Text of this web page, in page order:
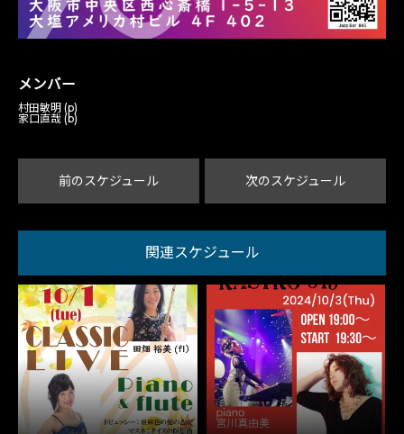
メンバー
村田敏明 (p)
家口直哉 (b)
前のスケジュール 次のスケジュール
関連スケジュール